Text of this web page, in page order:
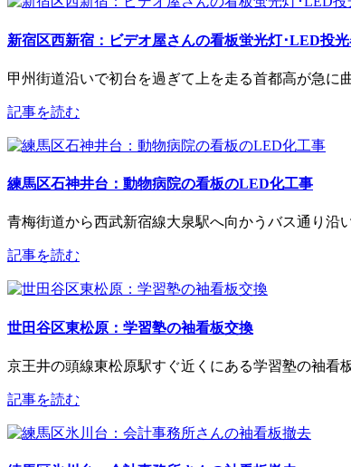
新宿区西新宿：ビデオ屋さんの看板蛍光灯･LED投
甲州街道沿いで初台を過ぎて上を走る首都高が急に
記事を読む
練馬区石神井台：動物病院の看板のLED化工事
青梅街道から西武新宿線大泉駅へ向かうバス通り沿
記事を読む
世田谷区東松原：学習塾の袖看板交換
京王井の頭線東松原駅すぐ近くにある学習塾の袖看
記事を読む